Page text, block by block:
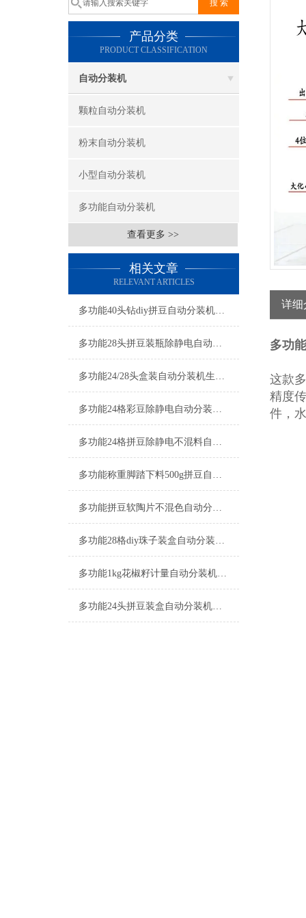
产品分类
PRODUCT CLASSIFICATION
自动分装机
颗粒自动分装机
粉末自动分装机
小型自动分装机
多功能自动分装机
查看更多 >>
相关文章
RELEVANT ARTICLES
多功能40头钻diy拼豆自动分装机生产厂家
多功能28头拼豆装瓶除静电自动分装机厂家
多功能24/28头盒装自动分装机生产厂家
多功能24格彩豆除静电自动分装机按需定制
多功能24格拼豆除静电不混料自动分装机厂家
多功能称重脚踏下料500g拼豆自动分装机厂家
多功能拼豆软陶片不混色自动分装机-24格包装机厂家
多功能28格diy珠子装盒自动分装机厂家
多功能1kg花椒籽计量自动分装机厂家
多功能24头拼豆装盒自动分装机支持定制
详细
多功
这款
精度
件，